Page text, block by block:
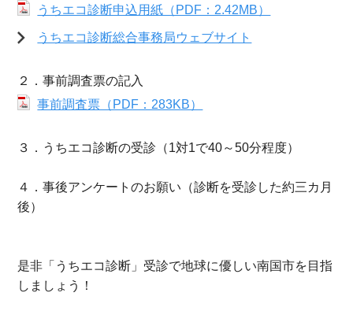
うちエコ診断申込用紙（PDF：2.42MB）
うちエコ診断総合事務局ウェブサイト
２．事前調査票の記入
事前調査票（PDF：283KB）
３．うちエコ診断の受診（1対1で40～50分程度）
４．事後アンケートのお願い（診断を受診した約三カ月
後）
是非「うちエコ診断」受診で地球に優しい南国市を目指
しましょう！